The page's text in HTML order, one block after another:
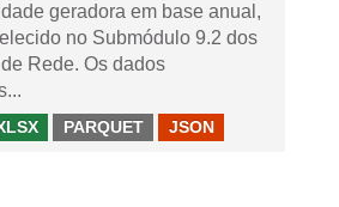
geradora em base anual,
no Submódulo 9.2 dos
Rede. Os dados
PARQUET JSON